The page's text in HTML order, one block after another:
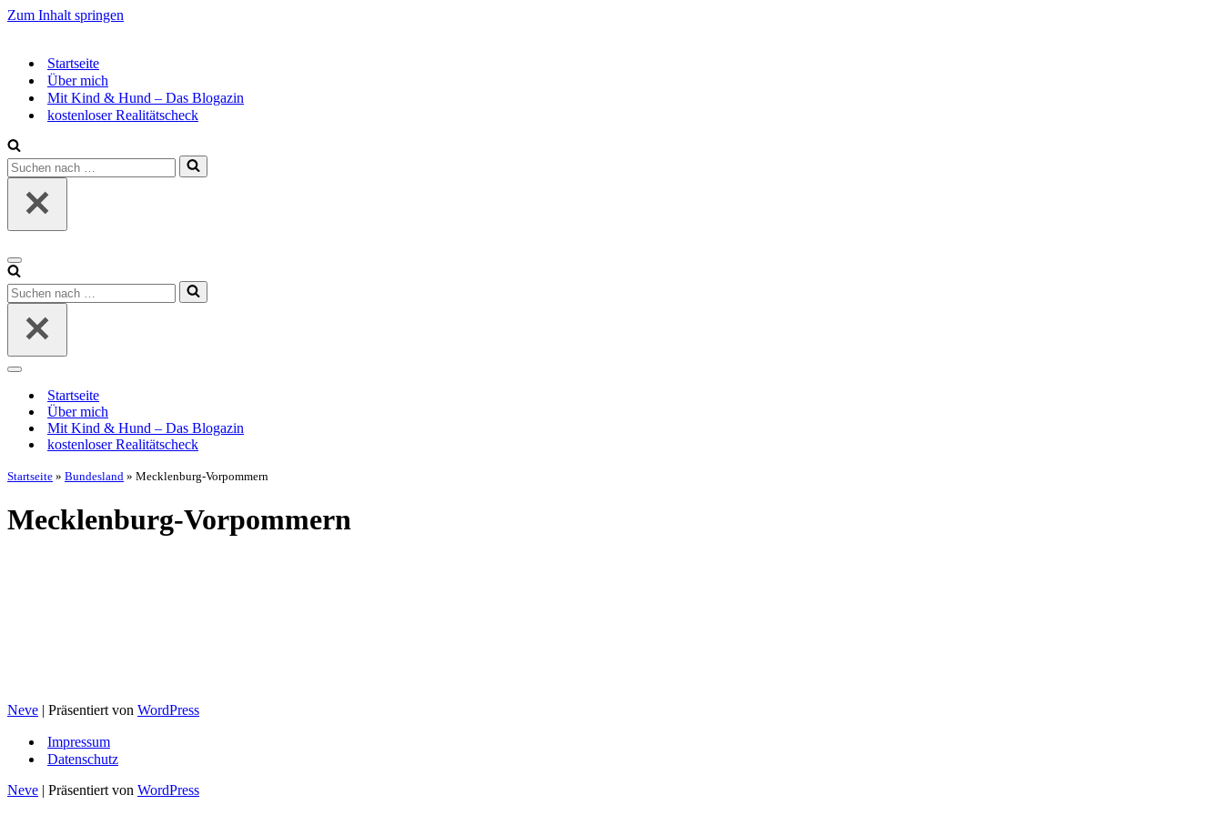
Zum Inhalt springen
Startseite
Über mich
Mit Kind & Hund – Das Blogazin
kostenloser Realitätscheck
Suchen
nach …
Navigationsmenü
Suchen
nach …
Navigationsmenü
Startseite
Über mich
Mit Kind & Hund – Das Blogazin
kostenloser Realitätscheck
Startseite » Bundesland » Mecklenburg-Vorpommern
Mecklenburg-Vorpommern
Neve | Präsentiert von WordPress
Impressum
Datenschutz
Neve | Präsentiert von WordPress